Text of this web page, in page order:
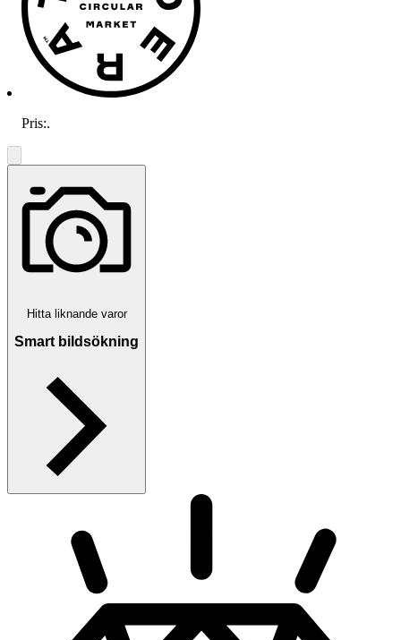
Pris:.
Hitta liknande varor
Smart bildsökning